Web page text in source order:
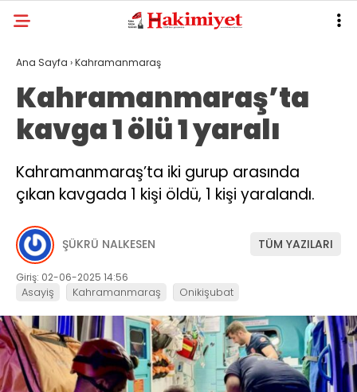
Ana Sayfa ›Kahramanmaraş
Kahramanmaraş’ta
kavga 1 ölü 1 yaralı
Kahramanmaraş’ta iki gurup arasında
çıkan kavgada 1 kişi öldü, 1 kişi yaralandı.
ŞÜKRÜ NALKESEN TÜM YAZILARI
Giriş: 02-06-2025 14:56
Asayiş Kahramanmaraş Onikişubat